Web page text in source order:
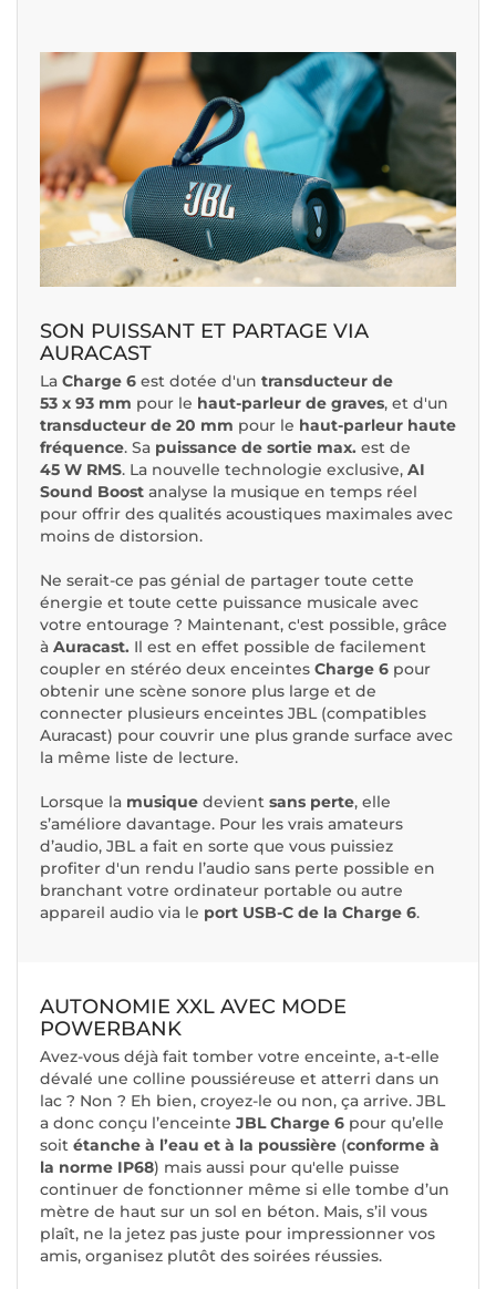
SON PUISSANT ET PARTAGE VIA
AURACAST
La Charge 6 est dotée d'un transducteur de
53 x 93 mm pour le haut-parleur de graves, et d'un
transducteur de 20 mm pour le haut-parleur haute
fréquence. Sa puissance de sortie max. est de
45 W RMS. La nouvelle technologie exclusive, AI
Sound Boost analyse la musique en temps réel
pour offrir des qualités acoustiques maximales avec
moins de distorsion.
Ne serait-ce pas génial de partager toute cette
énergie et toute cette puissance musicale avec
votre entourage ? Maintenant, c'est possible, grâce
à Auracast. Il est en effet possible de facilement
coupler en stéréo deux enceintes Charge 6 pour
obtenir une scène sonore plus large et de
connecter plusieurs enceintes JBL (compatibles
Auracast) pour couvrir une plus grande surface avec
la même liste de lecture.
Lorsque la musique devient sans perte, elle
s’améliore davantage. Pour les vrais amateurs
d’audio, JBL a fait en sorte que vous puissiez
profiter d'un rendu l’audio sans perte possible en
branchant votre ordinateur portable ou autre
appareil audio via le port USB-C de la Charge 6.
AUTONOMIE XXL AVEC MODE
POWERBANK
Avez-vous déjà fait tomber votre enceinte, a-t-elle
dévalé une colline poussiéreuse et atterri dans un
lac ? Non ? Eh bien, croyez-le ou non, ça arrive. JBL
a donc conçu l’enceinte JBL Charge 6 pour qu’elle
soit étanche à l’eau et à la poussière (conforme à
la norme IP68) mais aussi pour qu'elle puisse
continuer de fonctionner même si elle tombe d’un
mètre de haut sur un sol en béton. Mais, s’il vous
plaît, ne la jetez pas juste pour impressionner vos
amis, organisez plutôt des soirées réussies.